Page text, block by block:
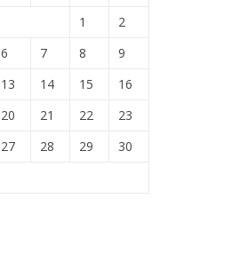
1
2
6 7 8
9
13 14 15
16
20 21 22
23
27 28 29
30